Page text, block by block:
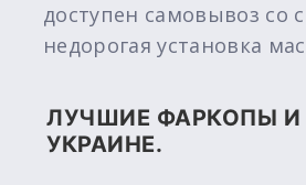
доступен самовывоз со
недорогая установка
ЛУЧШИЕ ФАРКОПЫ И
УКРАИНЕ.